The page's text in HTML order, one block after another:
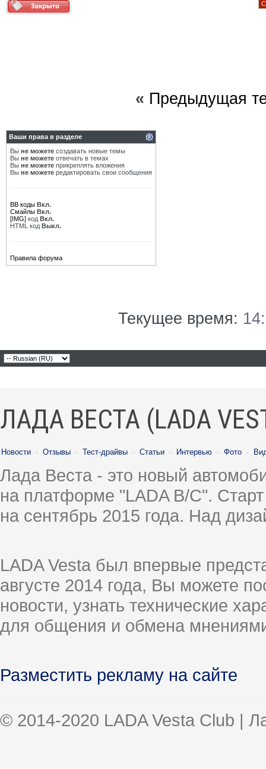
« Предыдущая
Ваши права в разделе
Вы не можете создавать новые темы
Вы не можете отвечать в темах
Вы не можете прикреплять вложения
Вы не можете редактировать свои сообщения
BB коды Вкл.
Смайлы Вкл.
[IMG] код Вкл.
HTML код Выкл.
Правила форума
Текущее время:
ЛАДА ВЕСТА (LADA
Новости · Отзывы · Тест-драйвы · Статьи · Интервью · Фото ·
Лада Веста - это новый
на платформе "LADA B/C".
на сентябрь 2015 года. Над
LADA Vesta был впервые
августе 2014 года, Вы можете
новости, узнать технические
для общения и обмена
Разместить рекламу на сайте
© 2014-2020 LADA Vesta Club |